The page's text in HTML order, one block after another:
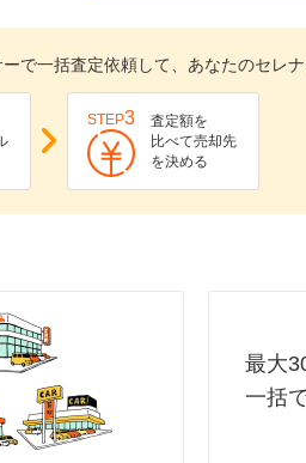
で一括査定依頼して、あなたのセレ
STEP3
査定額を
比べて売却先
を決める
最大
一括